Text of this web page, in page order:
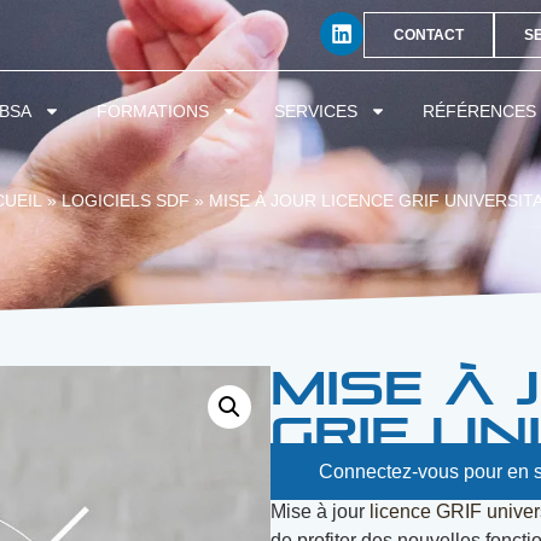
CONTACT
FORMATIONS SERVICES RÉFÉRENCES
»LOGICIELS SDF » MISE À JOUR LICENCE GRIF
Mise à
GRIF
Connectez-vous pour en
Mise à jour licence GRIF